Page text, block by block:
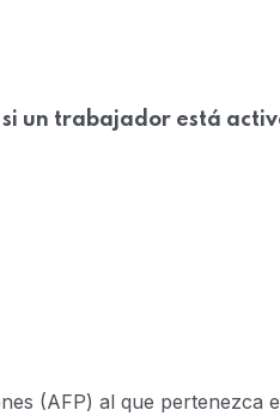
un trabajador está
(AFP) al que pertenezca